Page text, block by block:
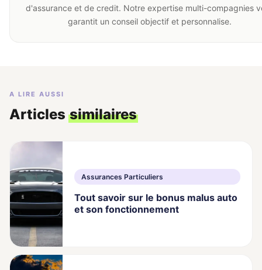
d'assurance et de credit. Notre expertise multi-compagnies
garantit un conseil objectif et personnalise.
A LIRE AUSSI
Articles similaires
Assurances Particuliers
Tout savoir sur le bonus malus auto
et son fonctionnement